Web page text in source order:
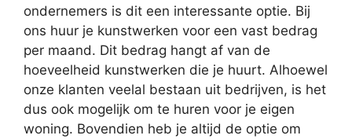
ondernemers is dit een interessante optie. Bij
ons huur je kunstwerken voor een vast bedrag
per maand. Dit bedrag hangt af van de
hoeveelheid kunstwerken die je huurt. Alhoewel
onze klanten veelal bestaan uit bedrijven, is het
dus ook mogelijk om te huren voor je eigen
woning. Bovendien heb je altijd de optie om